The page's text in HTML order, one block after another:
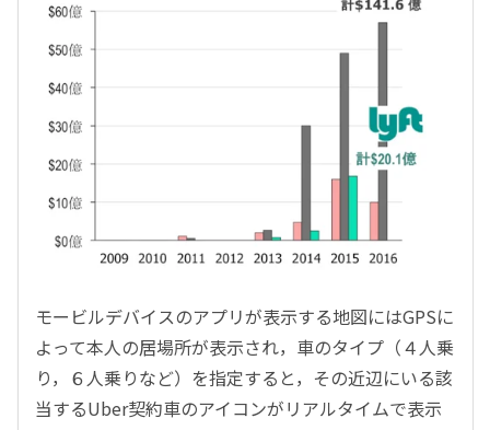
モービルデバイスのアプリが表示する地図にはGPSに
よって本人の居場所が表示され，車のタイプ（４人乗
り，６人乗りなど）を指定すると，その近辺にいる該
当するUber契約車のアイコンがリアルタイムで表示